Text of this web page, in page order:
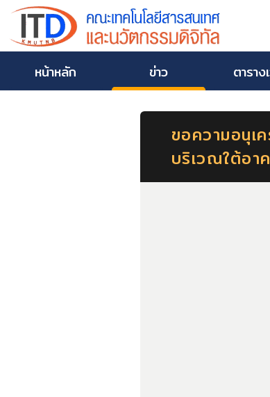
หน้าหลัก ข่าว ตาราง
ขอความอนุเ
บริเวณใต้อ